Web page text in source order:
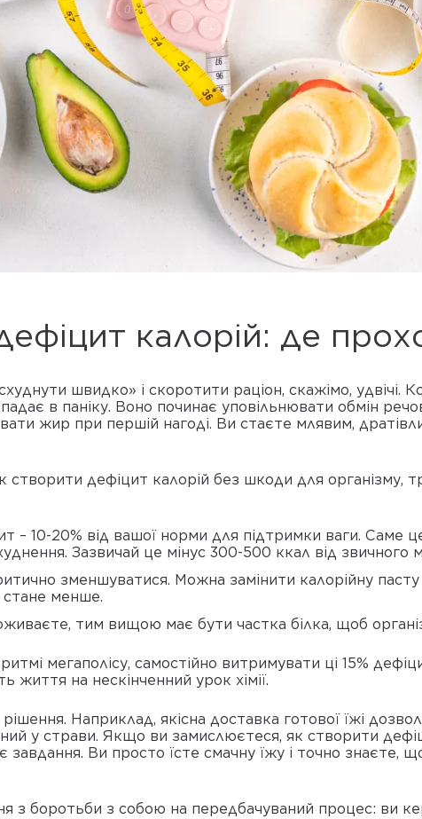
калорій: де
швидко» і скоротити раціон, скажімо, удвічі.
в паніку. Воно починає уповільнювати обмін
жир при першій нагоді. Ви стаєте млявим,
створити дефіцит калорій без шкоди для організму,
– 10-20% від вашої норми для підтримки ваги. Саме
Зазвичай це мінус 300-500 ккал від звичного
зменшуватися. Можна замінити калорійну
стане менше.
тим вищою має бути частка білка, щоб
мегаполісу, самостійно витримувати ці 15%
життя на нескінченний урок хімії.
Наприклад, якісна доставка готової їжі
у страви. Якщо ви замислюєтеся, як створити
завдання. Ви просто їсте смачну їжу і точно
з боротьби з собою на передбачуваний процес: ви